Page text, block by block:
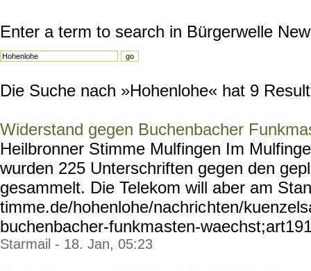
Enter a term to search in Bürgerwelle
Die Suche nach »Hohenlohe« hat 9
Widerstand gegen Buchenbacher
Heilbronner Stimme Mulfingen Im
wurden 225 Unterschriften gegen den
gesammelt. Die Telekom will aber am
timme.de/hohenlohe/nachrichten/
buchenbacher-funkmasten-
Starmail - 18. Jan, 05:23